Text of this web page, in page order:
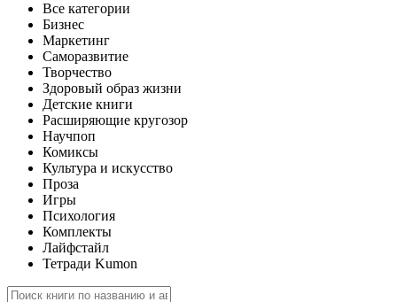
Все категории
Бизнес
Маркетинг
Саморазвитие
Творчество
Здоровый образ жизни
Детские книги
Расширяющие кругозор
Научпоп
Комиксы
Культура и искусство
Проза
Игры
Психология
Комплекты
Лайфстайл
Тетради Kumon